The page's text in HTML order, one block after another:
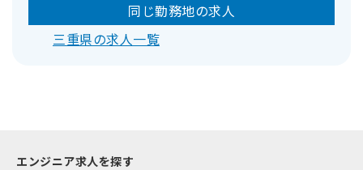
同じ勤務地の求人
三重県の求人一覧
エンジニア求人を探す